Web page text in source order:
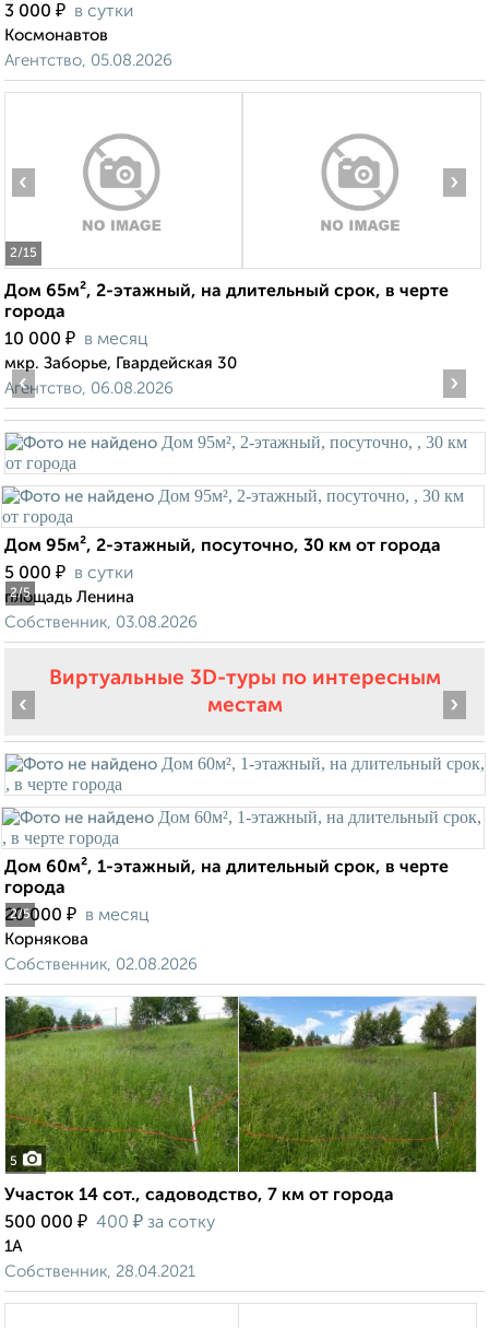
3 000 ₽ в сутки
Космонавтов
Агентство, 05.08.2026
2/15
‹ ›
Дом 65м², 2-этажный, на длительный срок, в черте
города
10 000 ₽ в месяц
мкр. Заборье, Гвардейская 30
Агентство, 06.08.2026
2/5
‹ ›
Дом 95м², 2-этажный, посуточно, 30 км от города
5 000 ₽ в сутки
площадь Ленина
Собственник, 03.08.2026
Виртуальные 3D-туры по интересным
местам
2/5
‹ ›
Дом 60м², 1-этажный, на длительный срок, в черте
города
20 000 ₽ в месяц
Корнякова
Собственник, 02.08.2026
5
Участок 14 сот., садоводство, 7 км от города
500 000 ₽ 400 ₽ за сотку
1А
Собственник, 28.04.2021